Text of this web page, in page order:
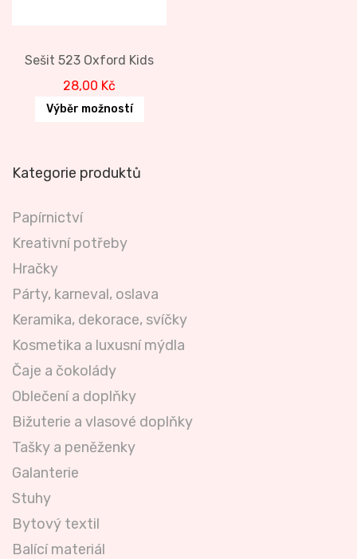
Sešit 523 Oxford Kids
28,00 Kč
Výběr možností
Kategorie produktů
Papírnictví
Kreativní potřeby
Hračky
Párty, karneval, oslava
Keramika, dekorace, svíčky
Kosmetika a luxusní mýdla
Čaje a čokolády
Oblečení a doplňky
Bižuterie a vlasové doplňky
Tašky a peněženky
Galanterie
Stuhy
Bytový textil
Balící materiál